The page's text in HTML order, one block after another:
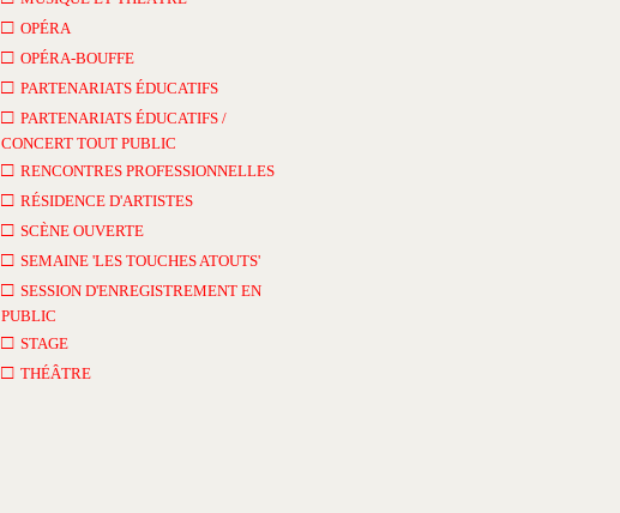
□ OPÉRA
□ OPÉRA-BOUFFE
□ PARTENARIATS ÉDUCATIFS
□ PARTENARIATS ÉDUCATIFS /
CONCERT TOUT PUBLIC
□ RENCONTRES PROFESSIONNELLES
□ RÉSIDENCE D'ARTISTES
□ SCÈNE OUVERTE
□ SEMAINE 'LES TOUCHES ATOUTS'
□ SESSION D'ENREGISTREMENT EN
PUBLIC
□ STAGE
□ THÉÂTRE